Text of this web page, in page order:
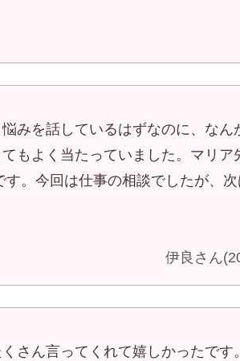
みを話しているはずなのに、なん
もよく当たっていました。マリア
。今回は仕事の相談でしたが、
伊良さん
さん言ってくれて嬉しかったです